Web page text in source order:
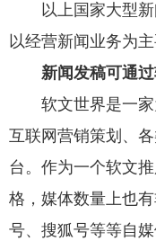
以上国家大型新
以经营新闻业务为
新闻发稿可通过
软文世界是一家
互联网营销策划、
台。作为一个软文
格，媒体数量上也
号、搜狐号等等自